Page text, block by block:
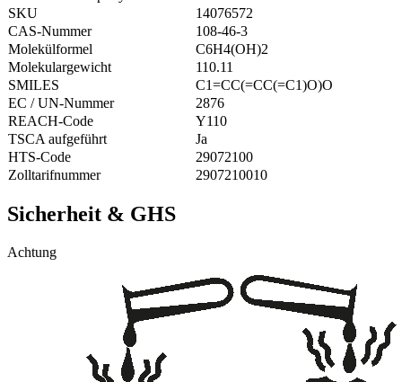
SKU
14076572
CAS-Nummer
108-46-3
Molekülformel
C6H4(OH)2
Molekulargewicht
110.11
SMILES
C1=CC(=CC(=C1)O)O
EC / UN-Nummer
2876
REACH-Code
Y110
TSCA aufgeführt
Ja
HTS-Code
29072100
Zolltarifnummer
2907210010
Sicherheit & GHS
Achtung